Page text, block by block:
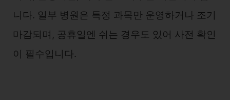
니다. 일부 병원은 특정 과목만 운영하거나 조기
마감되며, 공휴일엔 쉬는 경우도 있어 사전 확인
이 필수입니다.